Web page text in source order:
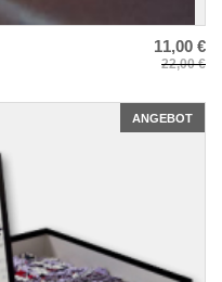
11,00 €
22,00 €
ANGEBOT